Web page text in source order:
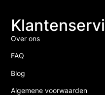
Over ons
FAQ
Blog
Algemene voorwaarden